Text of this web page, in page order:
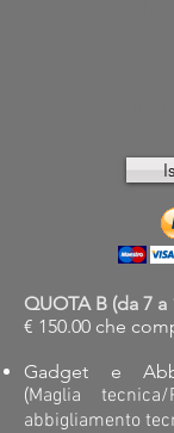
QUOTA B (da 7 a
€ 150.00 che
Gadget e
(Maglia
abbigliamento